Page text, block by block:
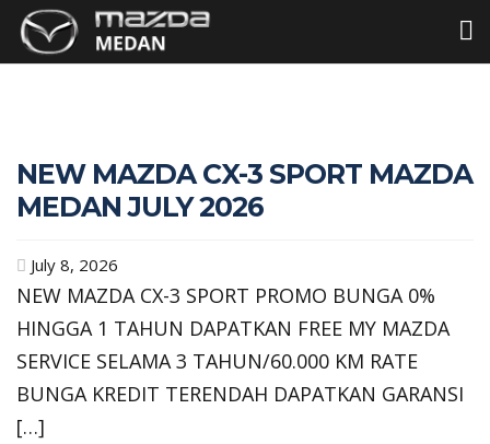
NEW MAZDA CX-3 SPORT MAZDA
MEDAN JULY 2026
July 8, 2026
NEW MAZDA CX-3 SPORT PROMO BUNGA 0%
HINGGA 1 TAHUN DAPATKAN FREE MY MAZDA
SERVICE SELAMA 3 TAHUN/60.000 KM RATE
BUNGA KREDIT TERENDAH DAPATKAN GARANSI
[…]